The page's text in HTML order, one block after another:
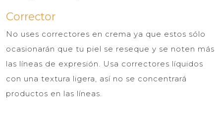
Corrector
No uses correctores en crema ya que estos sólo
ocasionarán que tu piel se reseque y se noten más
las líneas de expresión. Usa correctores líquidos
con una textura ligera, así no se concentrará
productos en las líneas.